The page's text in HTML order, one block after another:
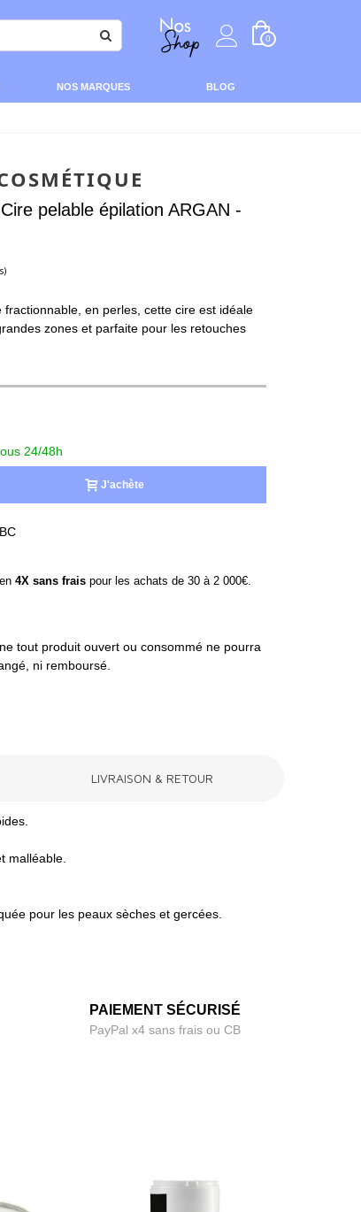
0
NOS MARQUES BLOG
pelable épilation ARGAN -
(2 avis)
fractionnable, en perles, cette cire est idéale
zones et parfaite pour les retouches
24/48h
J'achète
4X sans frais pour les achats de 30 à 2 000€.
tout produit ouvert ou consommé ne pourra
ni remboursé.
LIVRAISON & RETOUR
malléable.
pour les peaux sèches et gercées.
PAIEMENT SÉCURISÉ
PayPal x4 sans frais ou CB